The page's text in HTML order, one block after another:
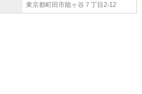
東京都町田市能ヶ谷７丁目2-12